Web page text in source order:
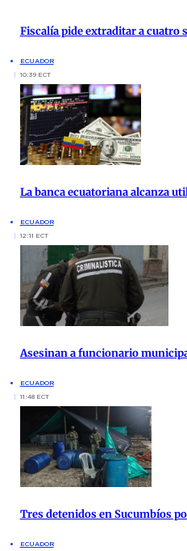
Fiscalía pide extraditar a cuatro
ECUADOR
10:39 ECT
La banca ecuatoriana alcanza
ECUADOR
12:11 ECT
Asesinan a funcionario
ECUADOR
11:48 ECT
Tres detenidos en Sucumbíos
ECUADOR